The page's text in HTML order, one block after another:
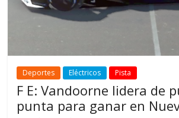
Deportes Eléctricos Pista
F E: Vandoorne lidera de
punta para ganar en